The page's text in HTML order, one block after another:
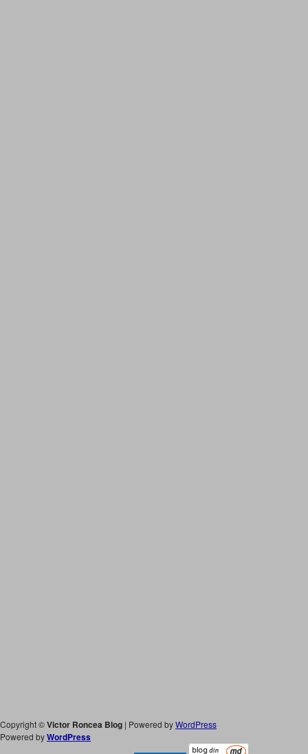
Copyright ©Victor Roncea Blog | Powered byWordPress
Powered byWordPress